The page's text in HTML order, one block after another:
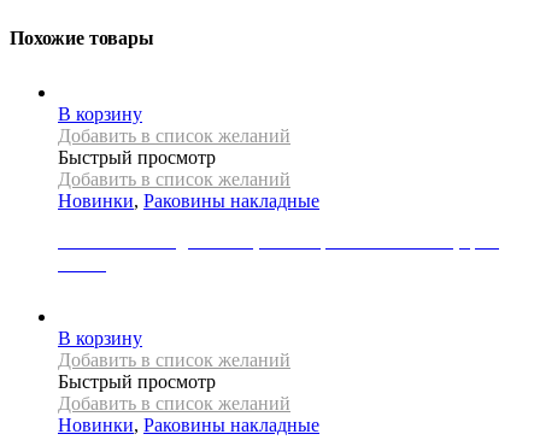
Похожие товары
В корзину
Добавить в список желаний
Быстрый просмотр
Добавить в список желаний
Новинки, Раковины накладные
В корзину
Добавить в список желаний
Быстрый просмотр
Добавить в список желаний
Новинки, Раковины накладные